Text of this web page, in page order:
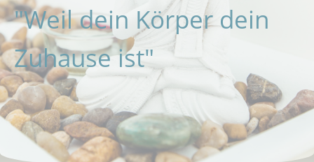
"Weil dein Körper dein
Zuhause ist"